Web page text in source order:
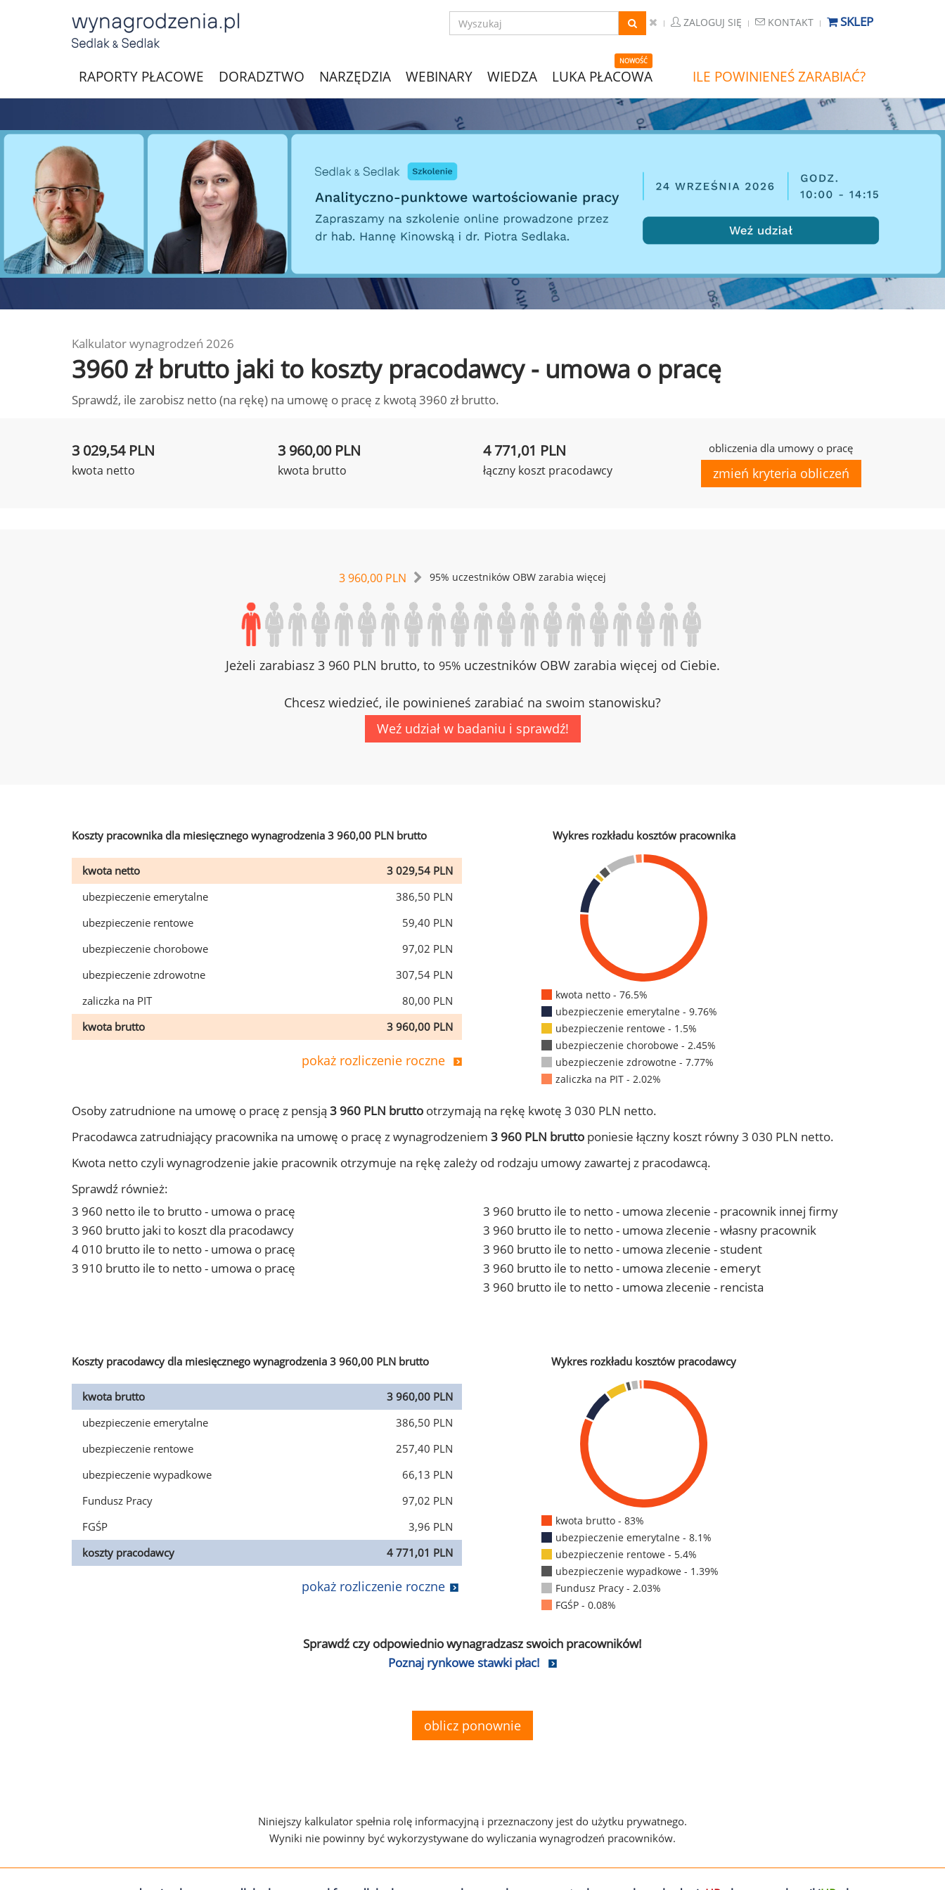
ZALOGUJ SIĘ KONTAKT SKLEP
RAPORTY PŁACOWE DORADZTWO NARZĘDZIA WEBINARY WIEDZA
NOWOŚĆ
LUKA PŁACOWA ILE POWINIENEŚ ZARABIAĆ?
Kalkulator wynagrodzeń 2026
3960 zł brutto jaki to koszty pracodawcy - umowa o pracę
Sprawdź, ile zarobisz netto (na rękę) na umowę o pracę z kwotą 3960 zł brutto.
3 029,54 PLN
kwota netto
3 960,00 PLN
kwota brutto
4 771,01 PLN
łączny koszt pracodawcy
obliczenia dla umowy o pracę
zmień kryteria obliczeń
3 960,00 PLN 95% uczestników OBW zarabia więcej
Jeżeli zarabiasz 3 960 PLN brutto, to 95%uczestników OBW zarabia więcej od Ciebie.
Chcesz wiedzieć, ile powinieneś zarabiać na swoim stanowisku?
Weź udział w badaniu i sprawdź!
Koszty pracownika dla miesięcznego wynagrodzenia 3 960,00 PLN brutto
kwota netto
3 029,54 PLN
ubezpieczenie emerytalne
386,50 PLN
ubezpieczenie rentowe
59,40 PLN
ubezpieczenie chorobowe
97,02 PLN
ubezpieczenie zdrowotne
307,54 PLN
zaliczka na PIT
80,00 PLN
kwota brutto
3 960,00 PLN
pokaż rozliczenie roczne
Wykres rozkładu kosztów pracownika
kwota netto - 76.5%
ubezpieczenie emerytalne - 9.76%
ubezpieczenie rentowe - 1.5%
ubezpieczenie chorobowe - 2.45%
ubezpieczenie zdrowotne - 7.77%
zaliczka na PIT - 2.02%
Osoby zatrudnione na umowę o pracę z pensją 3 960 PLN brutto otrzymają na rękę kwotę 3 030 PLN netto.
Pracodawca zatrudniający pracownika na umowę o pracę z wynagrodzeniem 3 960 PLN brutto poniesie łączny koszt równy 3 030 PLN netto.
Kwota netto czyli wynagrodzenie jakie pracownik otrzymuje na rękę zależy od rodzaju umowy zawartej z pracodawcą.
Sprawdź również:
3 960 netto ile to brutto - umowa o pracę
3 960 brutto jaki to koszt dla pracodawcy
4 010 brutto ile to netto - umowa o pracę
3 910 brutto ile to netto - umowa o pracę
3 960 brutto ile to netto - umowa zlecenie - pracownik innej firmy
3 960 brutto ile to netto - umowa zlecenie - własny pracownik
3 960 brutto ile to netto - umowa zlecenie - student
3 960 brutto ile to netto - umowa zlecenie - emeryt
3 960 brutto ile to netto - umowa zlecenie - rencista
Koszty pracodawcy dla miesięcznego wynagrodzenia 3 960,00 PLN brutto
kwota brutto
3 960,00 PLN
ubezpieczenie emerytalne
386,50 PLN
ubezpieczenie rentowe
257,40 PLN
ubezpieczenie wypadkowe
66,13 PLN
Fundusz Pracy
97,02 PLN
FGŚP
3,96 PLN
koszty pracodawcy
4 771,01 PLN
pokaż rozliczenie roczne
Wykres rozkładu kosztów pracodawcy
kwota brutto - 83%
ubezpieczenie emerytalne - 8.1%
ubezpieczenie rentowe - 5.4%
ubezpieczenie wypadkowe - 1.39%
Fundusz Pracy - 2.03%
FGŚP - 0.08%
Sprawdź czy odpowiednio wynagradzasz swoich pracowników!
Poznaj rynkowe stawki płac!
oblicz ponownie
Niniejszy kalkulator spełnia rolę informacyjną i przeznaczony jest do użytku prywatnego.
Wyniki nie powinny być wykorzystywane do wyliczania wynagrodzeń pracowników.